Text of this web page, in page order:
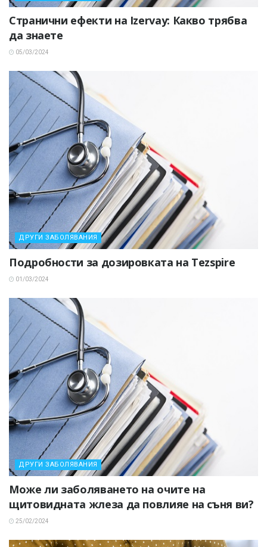
Странични ефекти на Izervay: Какво трябва
да знаете
05/03/2024
ДРУГИ ЗАБОЛЯВАНИЯ
Подробности за дозировката на Tezspire
01/03/2024
ДРУГИ ЗАБОЛЯВАНИЯ
Може ли заболяването на очите на
щитовидната жлеза да повлияе на съня ви?
25/02/2024